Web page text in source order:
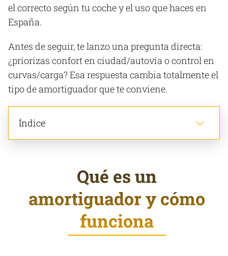
el correcto según tu coche y el uso que haces en
España.
Antes de seguir, te lanzo una pregunta directa:
¿priorizas confort en ciudad/autovía o control en
curvas/carga? Esa respuesta cambia totalmente el
tipo de amortiguador que te conviene.
Índice
Qué es un
amortiguador y cómo
funciona